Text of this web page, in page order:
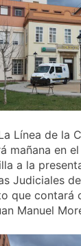
echa el
1 Semana
La
Banco
Campo
su
1 Semana
Tráfico
a Santa
2
La feria
lo alto:
fuegos
hasta el
2 Semanas
Línea de la
mañana en
a la
Judiciales
que contará
Manuel